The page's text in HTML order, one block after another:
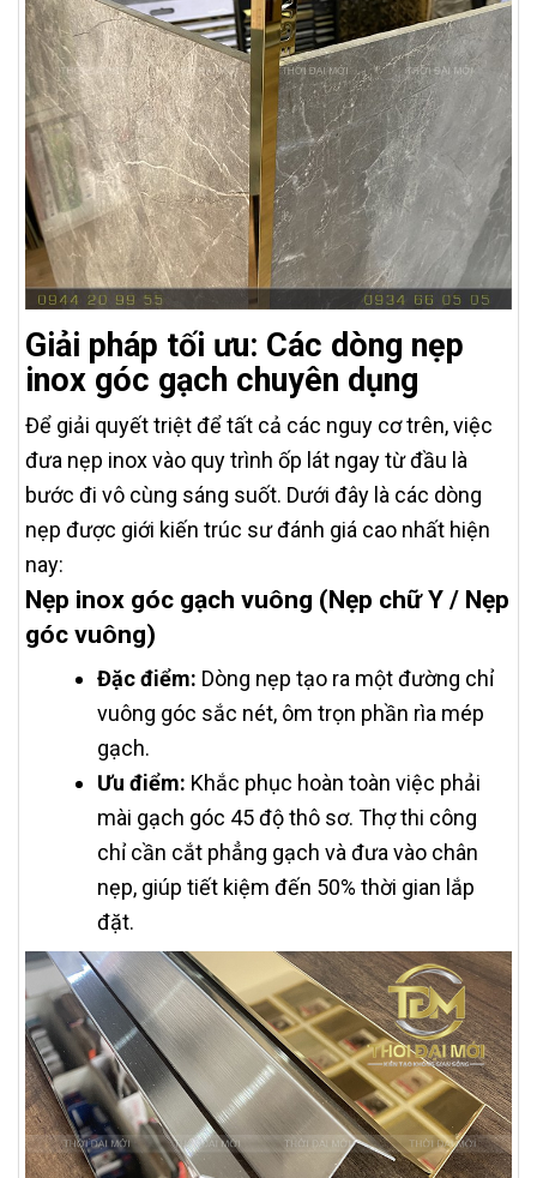
Giải pháp tối ưu: Các dòng nẹp
inox góc gạch chuyên dụng
Để giải quyết triệt để tất cả các nguy cơ trên, việc
đưa nẹp inox vào quy trình ốp lát ngay từ đầu là
bước đi vô cùng sáng suốt. Dưới đây là các dòng
nẹp được giới kiến trúc sư đánh giá cao nhất hiện
nay:
Nẹp inox góc gạch vuông (Nẹp chữ Y / Nẹp
góc vuông)
Đặc điểm: Dòng nẹp tạo ra một đường chỉ
vuông góc sắc nét, ôm trọn phần rìa mép
gạch.
Ưu điểm: Khắc phục hoàn toàn việc phải
mài gạch góc 45 độ thô sơ. Thợ thi công
chỉ cần cắt phẳng gạch và đưa vào chân
nẹp, giúp tiết kiệm đến 50% thời gian lắp
đặt.